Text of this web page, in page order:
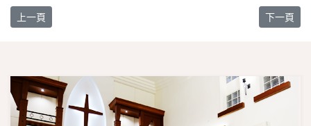
上一篇文章: 2025年12月28日主日訂第 1 場禮拜舉行新任長老、執
上一頁 下一篇文
下一頁